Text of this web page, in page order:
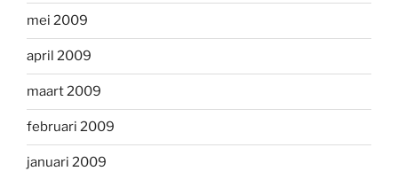
mei 2009
april 2009
maart 2009
februari 2009
januari 2009